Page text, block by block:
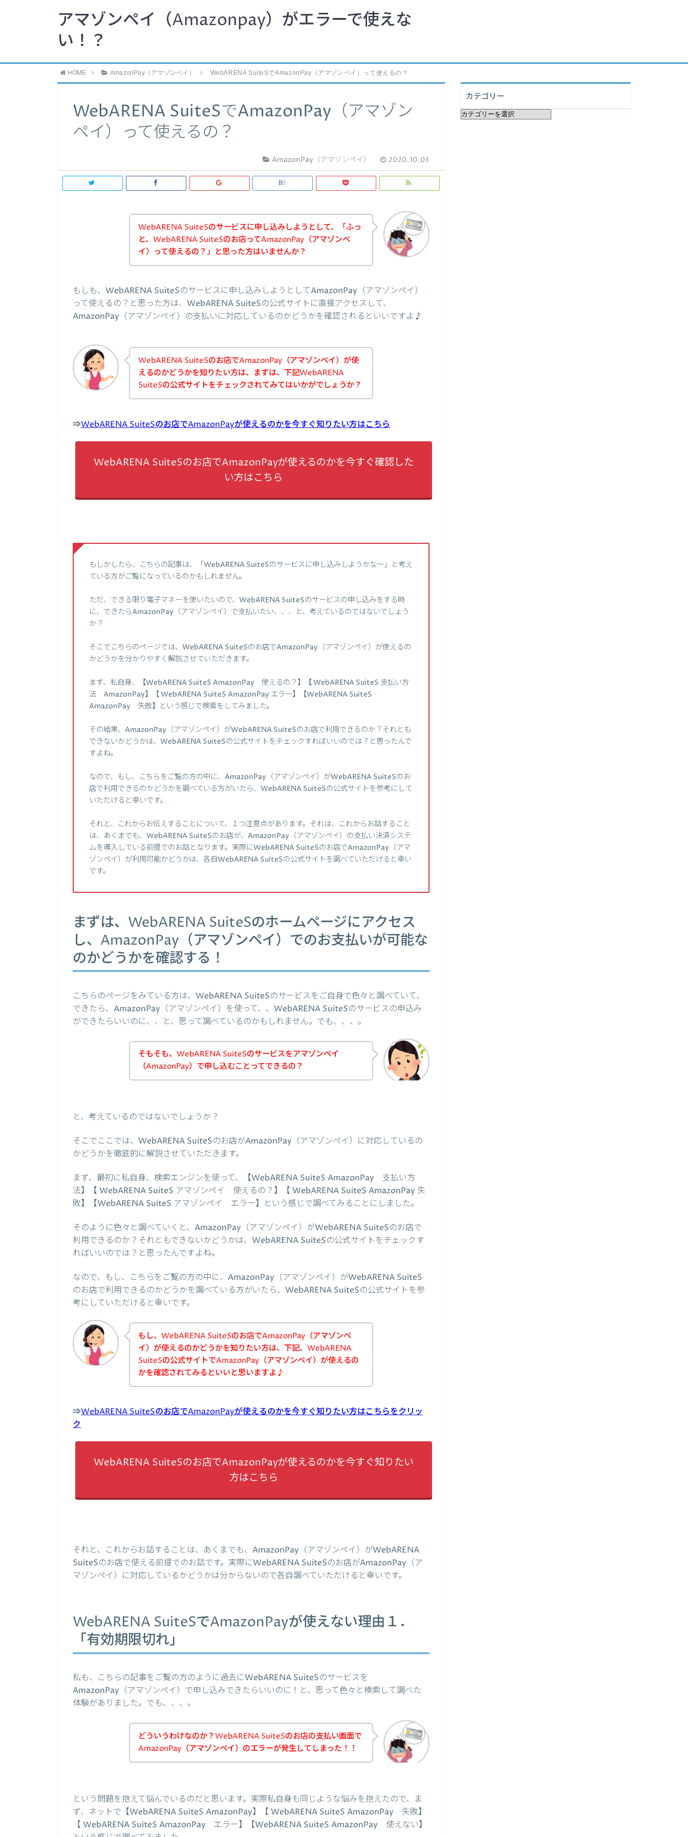
アマゾンペイ（Amazonpay）がエラーで使えな
い！？
HOME AmazonPay（アマゾンペイ） WebARENA SuiteSでAmazonPay（アマゾンペイ）って使えるの？
WebARENA SuiteSでAmazonPay（アマゾン
ペイ）って使えるの？
AmazonPay（アマゾンペイ） 2020.10.03
WebARENA SuiteSのサービスに申し込みしようとして、「ふっ
と、WebARENA SuiteSのお店ってAmazonPay（アマゾンペ
イ）って使えるの？」と思った方はいませんか？
もしも、WebARENA SuiteSのサービスに申し込みしようとしてAmazonPay（アマゾンペイ）
って使えるの？と思った方は、WebARENA SuiteSの公式サイトに直接アクセスして、
AmazonPay（アマゾンペイ）の支払いに対応しているのかどうかを確認されるといいですよ♪
WebARENA SuiteSのお店でAmazonPay（アマゾンペイ）が使
えるのかどうかを知りたい方は、まずは、下記WebARENA
SuiteSの公式サイトをチェックされてみてはいかがでしょうか？
⇒WebARENA SuiteSのお店でAmazonPayが使えるのかを今すぐ知りたい方はこちら
WebARENA SuiteSのお店でAmazonPayが使えるのかを今すぐ確認した
い方はこちら
もしかしたら、こちらの記事は、「WebARENA SuiteSのサービスに申し込みしようかな～」と考え
ている方がご覧になっているのかもしれません。
ただ、できる限り電子マネーを使いたいので、WebARENA SuiteSのサービスの申し込みをする時
に、できたらAmazonPay（アマゾンペイ）で支払いたい、、、と、考えているのではないでしょう
か？
そこでこちらのページでは、WebARENA SuiteSのお店でAmazonPay（アマゾンペイ）が使えるの
かどうかを分かりやすく解説させていただきます。
まず、私自身、【WebARENA SuiteS AmazonPay 使えるの？】【 WebARENA SuiteS 支払い方
法 AmazonPay】【 WebARENA SuiteS AmazonPay エラー】【WebARENA SuiteS
AmazonPay 失敗】という感じで検索をしてみました。
その結果、AmazonPay（アマゾンペイ）がWebARENA SuiteSのお店で利用できるのか？それとも
できないかどうかは、WebARENA SuiteSの公式サイトをチェックすればいいのでは？と思ったんで
すよね。
なので、もし、こちらをご覧の方の中に、AmazonPay（アマゾンペイ）がWebARENA SuiteSのお
店で利用できるのかどうかを調べている方がいたら、WebARENA SuiteSの公式サイトを参考にして
いただけると幸いです。
それと、これからお伝えすることについて、１つ注意点があります。それは、これからお話すること
は、あくまでも、WebARENA SuiteSのお店が、AmazonPay（アマゾンペイ）の支払い決済システ
ムを導入している前提でのお話となります。実際にWebARENA SuiteSのお店でAmazonPay（アマ
ゾンペイ）が利用可能かどうかは、各自WebARENA SuiteSの公式サイトを調べていただけると幸い
です。
まずは、WebARENA SuiteSのホームページにアクセス
し、AmazonPay（アマゾンペイ）でのお支払いが可能な
のかどうかを確認する！
こちらのページをみている方は、WebARENA SuiteSのサービスをご自身で色々と調べていて、
できたら、AmazonPay（アマゾンペイ）を使って、、WebARENA SuiteSのサービスの申込み
ができたらいいのに、、と、思って調べているのかもしれません。でも、、、。
そもそも、WebARENA SuiteSのサービスをアマゾンペイ
（AmazonPay）で申し込むことってできるの？
と、考えているのではないでしょうか？
そこでここでは、WebARENA SuiteSのお店がAmazonPay（アマゾンペイ）に対応しているの
かどうかを徹底的に解説させていただきます。
まず、最初に私自身、検索エンジンを使って、【WebARENA SuiteS AmazonPay 支払い方
法】【 WebARENA SuiteS アマゾンペイ 使えるの？】【 WebARENA SuiteS AmazonPay 失
敗】【WebARENA SuiteS アマゾンペイ エラー】という感じで調べてみることにしました。
そのように色々と調べていくと、AmazonPay（アマゾンペイ）がWebARENA SuiteSのお店で
利用できるのか？それともできないかどうかは、WebARENA SuiteSの公式サイトをチェックす
ればいいのでは？と思ったんですよね。
なので、もし、こちらをご覧の方の中に、AmazonPay（アマゾンペイ）がWebARENA SuiteS
のお店で利用できるのかどうかを調べている方がいたら、WebARENA SuiteSの公式サイトを参
考にしていただけると幸いです。
もし、WebARENA SuiteSのお店でAmazonPay（アマゾンペ
イ）が使えるのかどうかを知りたい方は、下記、WebARENA
SuiteSの公式サイトでAmazonPay（アマゾンペイ）が使えるの
かを確認されてみるといいと思いますよ♪
⇒WebARENA SuiteSのお店でAmazonPayが使えるのかを今すぐ知りたい方はこちらをクリッ
ク
WebARENA SuiteSのお店でAmazonPayが使えるのかを今すぐ知りたい
方はこちら
それと、これからお話することは、あくまでも、AmazonPay（アマゾンペイ）がWebARENA
SuiteSのお店で使える前提でのお話です。実際にWebARENA SuiteSのお店がAmazonPay（ア
マゾンペイ）に対応しているかどうかは分からないので各自調べていただけると幸いです。
WebARENA SuiteSでAmazonPayが使えない理由１．
「有効期限切れ」
私も、こちらの記事をご覧の方のように過去にWebARENA SuiteSのサービスを
AmazonPay（アマゾンペイ）で申し込みできたらいいのに！と、思って色々と検索して調べた
体験がありました。でも、、、。
どういうわけなのか？WebARENA SuiteSのお店の支払い画面で
AmazonPay（アマゾンペイ）のエラーが発生してしまった！！
という問題を抱えて悩んでいるのだと思います。実際私自身も同じような悩みを抱えたので、ま
ず、ネットで【WebARENA SuiteS AmazonPay】【 WebARENA SuiteS AmazonPay 失敗】
【 WebARENA SuiteS AmazonPay エラー】【WebARENA SuiteS AmazonPay 使えない】
カテゴリー